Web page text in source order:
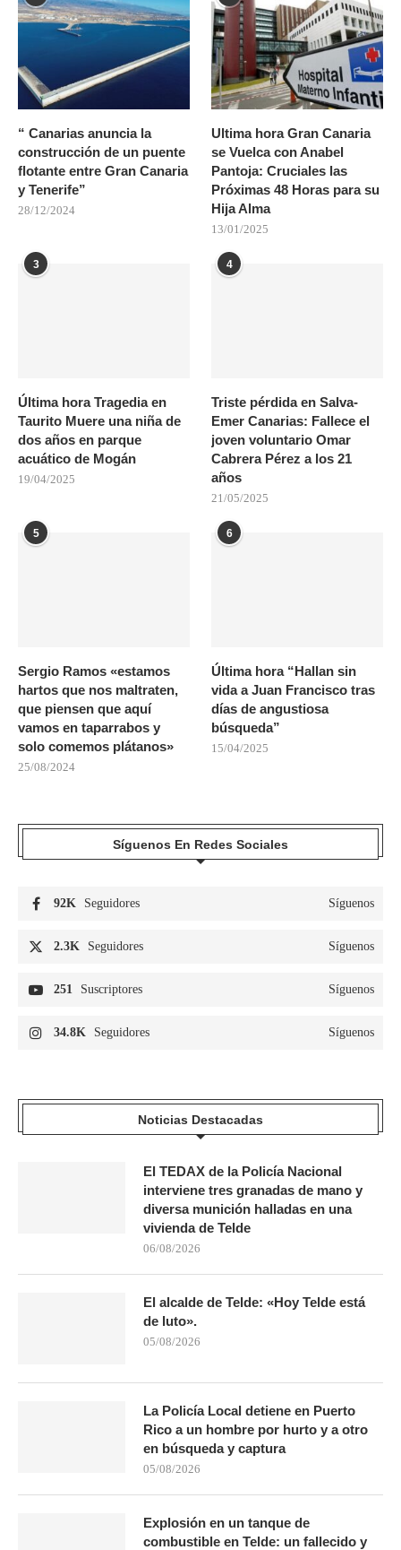
“ Canarias anuncia la
construcción de un puente
flotante entre Gran Canaria
y Tenerife”
28/12/2024
Ultima hora Gran Canaria
se Vuelca con Anabel
Pantoja: Cruciales las
Próximas 48 Horas para su
Hija Alma
13/01/2025
3
Última hora Tragedia en
Taurito Muere una niña de
dos años en parque
acuático de Mogán
19/04/2025
4
Triste pérdida en Salva-
Emer Canarias: Fallece el
joven voluntario Omar
Cabrera Pérez a los 21
años
21/05/2025
5
Sergio Ramos «estamos
hartos que nos maltraten,
que piensen que aquí
vamos en taparrabos y
solo comemos plátanos»
25/08/2024
6
Última hora “Hallan sin
vida a Juan Francisco tras
días de angustiosa
búsqueda”
15/04/2025
Síguenos En Redes Sociales
92K Seguidores Síguenos
2.3K Seguidores Síguenos
251 Suscriptores Síguenos
34.8K Seguidores Síguenos
Noticias Destacadas
El TEDAX de la Policía Nacional
interviene tres granadas de mano y
diversa munición halladas en una
vivienda de Telde
06/08/2026
El alcalde de Telde: «Hoy Telde está
de luto».
05/08/2026
La Policía Local detiene en Puerto
Rico a un hombre por hurto y a otro
en búsqueda y captura
05/08/2026
Explosión en un tanque de
combustible en Telde: un fallecido y